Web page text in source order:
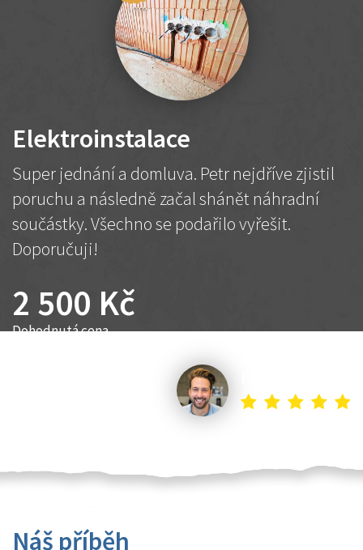
Elektroinstalace
Super jednání a domluva. Petr nejdříve zjistil
poruchu a následně začal shánět náhradní
součástky. Všechno se podařilo vyřešit.
Doporučuji!
2 500 Kč
Dohodnutá cena
Náš příběh